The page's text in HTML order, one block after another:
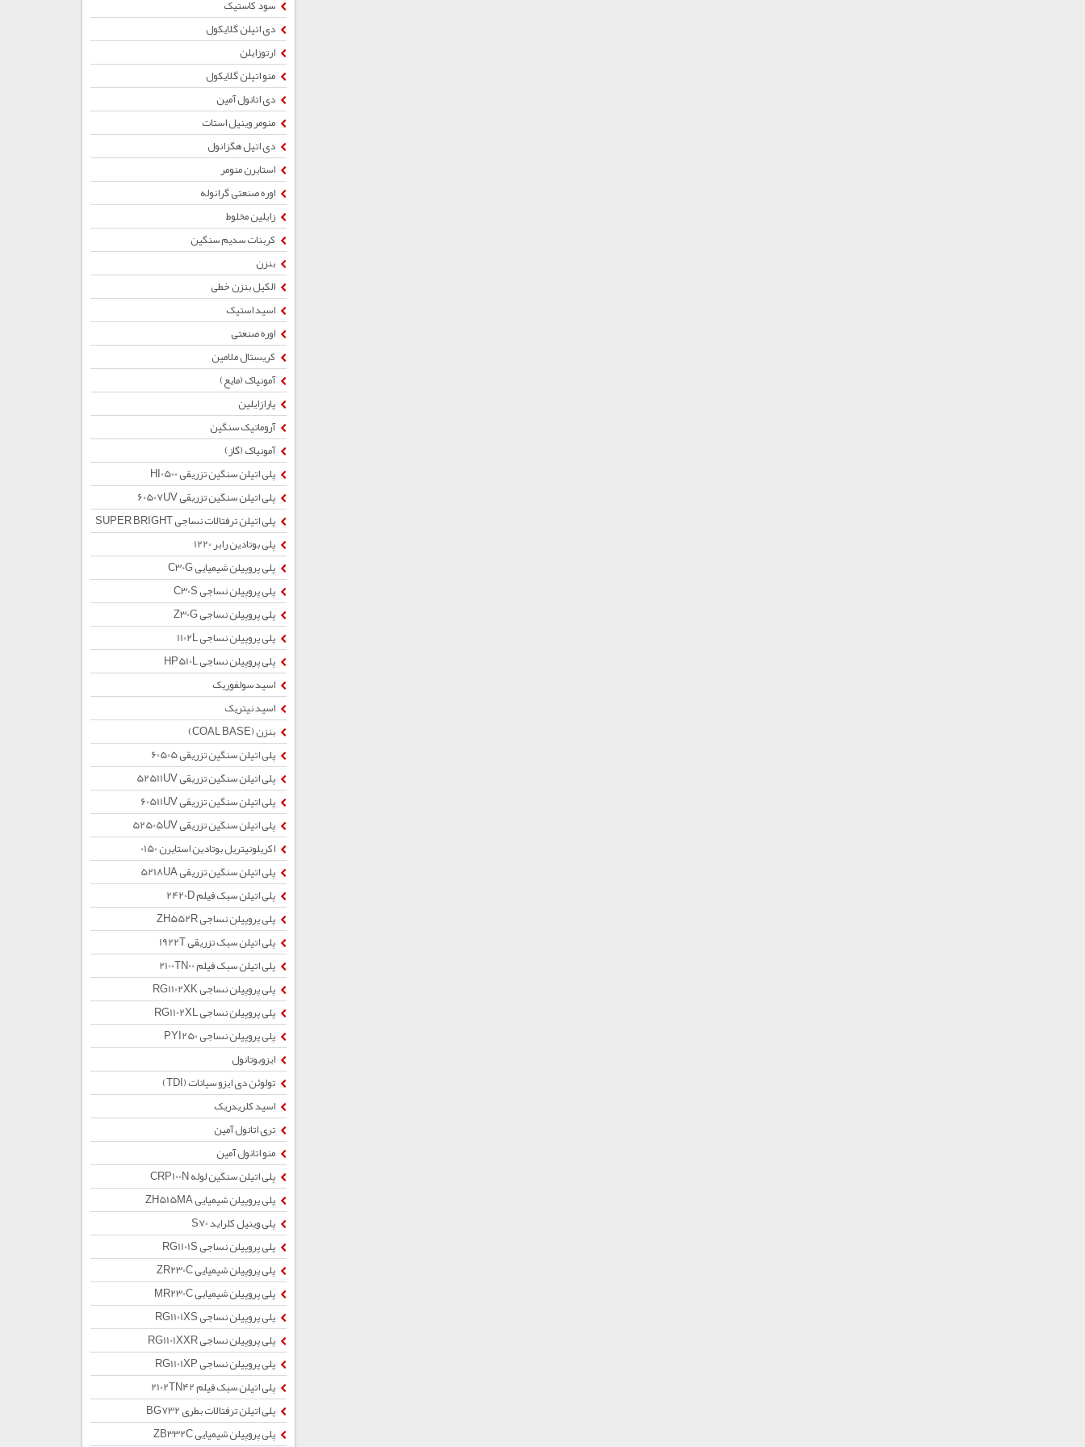
سود کاستیک
دی اتیلن گلایکول
ارتوزایلن
منو اتیلن گلایکول
دی اتانول آمین
منومر وینیل استات
دی اتیل هگزانول
استایرن منومر
اوره صنعتی گرانوله
زایلین مخلوط
کربنات سدیم سنگین
بنزن
الکیل بنزن خطی
اسید استیک
اوره صنعتی
کریستال ملامین
آمونیاک (مایع)
پارازایلین
آروماتیک سنگین
آمونیاک (گاز)
پلی اتیلن سنگین تزریقی HI0500
پلی اتیلن سنگین تزریقی 60507UV
پلی اتیلن ترفتالات نساجی SUPER BRIGHT
پلی بوتادین رابر 1220
پلی پروپیلن شیمیایی C30G
پلی پروپیلن نساجی C30S
پلی پروپیلن نساجی Z30G
پلی پروپیلن نساجی 1102L
پلی پروپیلن نساجی HP510L
اسید سولفوریک
اسید نیتریک
بنزن (COAL BASE)
پلی اتیلن سنگین تزریقی 60505
پلی اتیلن سنگین تزریقی 52511UV
پلی اتیلن سنگین تزریقی 60511UV
پلی اتیلن سنگین تزریقی 52505UV
اکریلونیتریل بوتادین استایرن 0150
پلی اتیلن سنگین تزریقی 5218UA
پلی اتیلن سبک فیلم 2420D
پلی پروپیلن نساجی ZH552R
پلی اتیلن سبک تزریقی 1922T
پلی اتیلن سبک فیلم 2100TN00
پلی پروپیلن نساجی RG1102XK
پلی پروپیلن نساجی RG1102XL
پلی پروپیلن نساجی PYI250
ایزوبوتانول
تولوئن دی ایزو سیانات (TDI)
اسید کلریدریک
تری اتانول آمین
منو اتانول آمین
پلی اتیلن سنگین لوله CRP100N
پلی پروپیلن شیمیایی ZH515MA
پلی وینیل کلراید S70
پلی پروپیلن نساجی RG1101S
پلی پروپیلن شیمیایی ZR230C
پلی پروپیلن شیمیایی MR230C
پلی پروپیلن نساجی RG1101XS
پلی پروپیلن نساجی RG1101XXR
پلی پروپیلن نساجی RG1101XP
پلی اتیلن سبک فیلم 2102TN42
پلی اتیلن ترفتالات بطری BG732
پلی پروپیلن شیمیایی ZB332C